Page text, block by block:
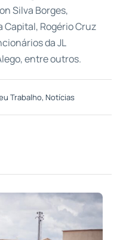
Silva Borges,
Rogério Cruz
da JL
entre outros.
Trabalho, Notícias